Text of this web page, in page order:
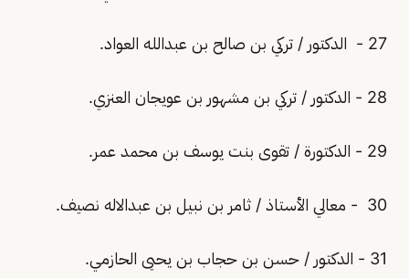
27 - الدكتور / تركي بن صالح بن عبدالله العواد.
28 - الدكتور / تركي بن مشهور بن عويجان العنزي.
29 - الدكتورة / تقوى بنت يوسف بن محمد عمر.
30 - معالي الأستاذ / ثامر بن نبيل بن عبدالاله نصيف.
31 - الدكتور / حسن بن حجاب بن يحيى الحازمي.